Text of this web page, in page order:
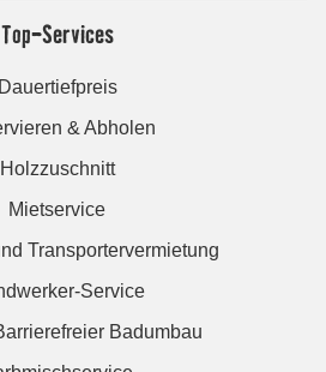
Top-Services
Dauertiefpreis
& Abholen
Holzzuschnitt
Mietservice
Transportervermietung
Service
Badumbau